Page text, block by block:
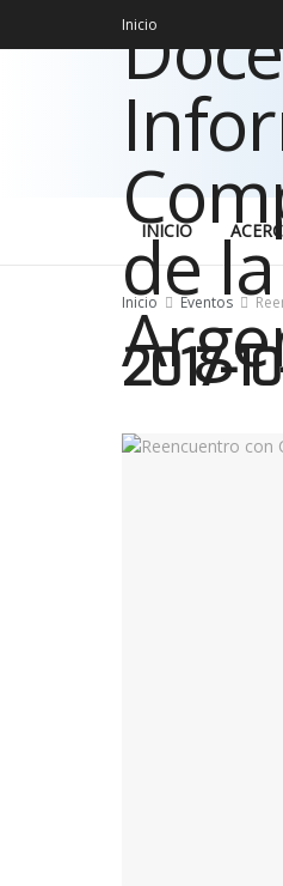
Inicio
INICIO
Inicio Eventos
2017-